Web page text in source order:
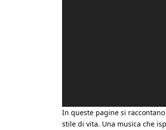
In queste pagine si
stile di vita. Una musica che